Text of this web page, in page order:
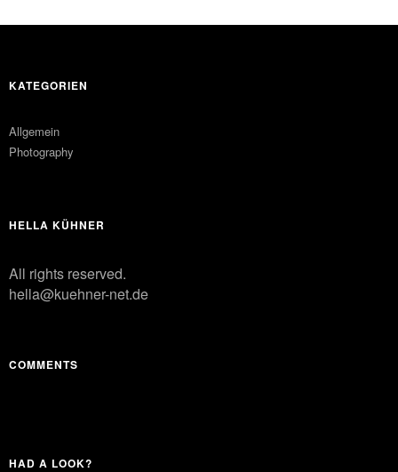
KATEGORIEN
Allgemein
Photography
HELLA KÜHNER
All rights reserved.
hella@kuehner-net.de
COMMENTS
HAD A LOOK?